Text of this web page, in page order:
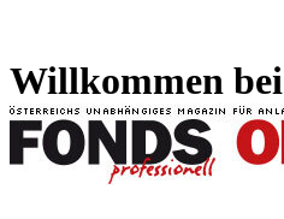
Willkommen bei